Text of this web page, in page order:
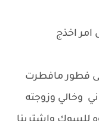
اخذج
فطور مافطرت
وخالي وزوجته